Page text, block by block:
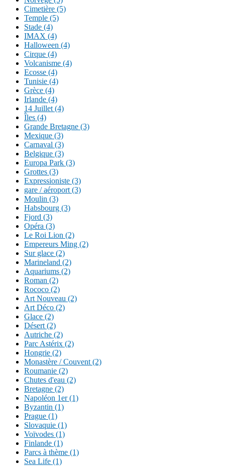
Cimetière (5)
Temple (5)
Stade (4)
IMAX (4)
Halloween (4)
Cirque (4)
Volcanisme (4)
Ecosse (4)
Tunisie (4)
Grèce (4)
Irlande (4)
14 Juillet (4)
Îles (4)
Grande Bretagne (3)
Mexique (3)
Carnaval (3)
Belgique (3)
Europa Park (3)
Grottes (3)
Expressioniste (3)
gare / aéroport (3)
Moulin (3)
Habsbourg (3)
Fjord (3)
Opéra (3)
Le Roi Lion (2)
Empereurs Ming (2)
Sur glace (2)
Marineland (2)
Aquariums (2)
Roman (2)
Rococo (2)
Art Nouveau (2)
Art Déco (2)
Glace (2)
Désert (2)
Autriche (2)
Parc Astérix (2)
Hongrie (2)
Monastère / Couvent (2)
Roumanie (2)
Chutes d'eau (2)
Bretagne (2)
Napoléon 1er (1)
Byzantin (1)
Prague (1)
Slovaquie (1)
Voïvodes (1)
Finlande (1)
Parcs à thème (1)
Sea Life (1)